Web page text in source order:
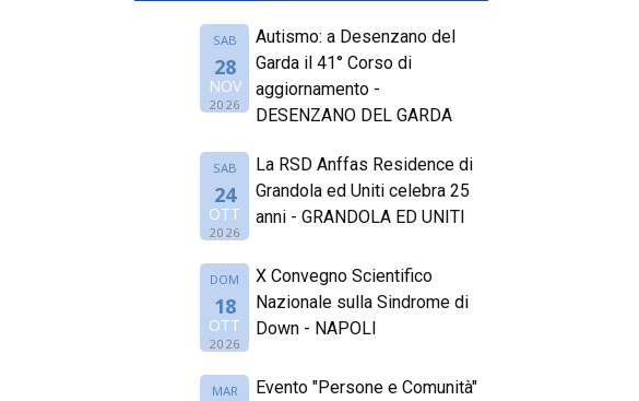
SAB
28
NOV
2026
Autismo: a Desenzano del
Garda il 41° Corso di
aggiornamento -
DESENZANO DEL GARDA
SAB
24
OTT
2026
La RSD Anffas Residence di
Grandola ed Uniti celebra 25
anni - GRANDOLA ED UNITI
DOM
18
OTT
2026
X Convegno Scientifico
Nazionale sulla Sindrome di
Down - NAPOLI
MAR
Evento "Persone e Comunità"